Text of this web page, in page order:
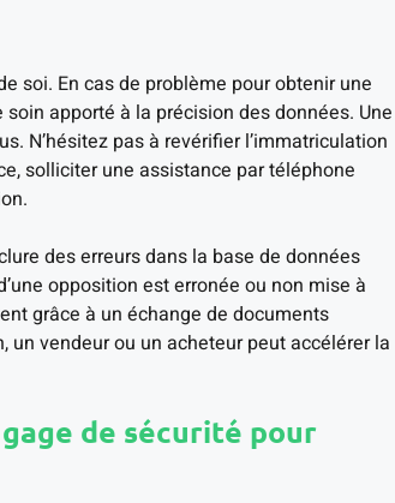
soi. En cas de problème pour obtenir une
apporté à la précision des données. Une
N’hésitez pas à revérifier l’immatriculation
solliciter une assistance par téléphone
des erreurs dans la base de données
opposition est erronée ou non mise à
grâce à un échange de documents
vendeur ou un acheteur peut accélérer la
de sécurité pour